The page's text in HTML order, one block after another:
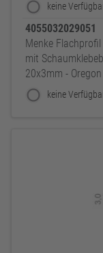
keine
4055032029051
Menke
mit
20x3mm -
keine